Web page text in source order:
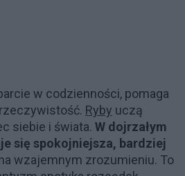
w codzienności, pomaga
Ryby uczą
siebie i świata. W dojrzałym
się spokojniejsza, bardziej
wzajemnym zrozumieniu. To